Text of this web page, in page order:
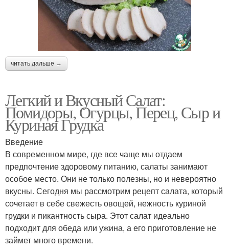
читать дальше →
Легкий и Вкусный Салат:
Помидоры, Огурцы, Перец, Сыр и
Куриная Грудка
Введение
В современном мире, где все чаще мы отдаем
предпочтение здоровому питанию, салаты занимают
особое место. Они не только полезны, но и невероятно
вкусны. Сегодня мы рассмотрим рецепт салата, который
сочетает в себе свежесть овощей, нежность куриной
грудки и пикантность сыра. Этот салат идеально
подходит для обеда или ужина, а его приготовление не
займет много времени.